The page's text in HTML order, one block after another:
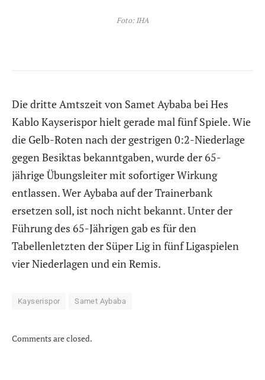
Foto: IHA
Die dritte Amtszeit von Samet Aybaba bei Hes
Kablo Kayserispor hielt gerade mal fünf Spiele. Wie
die Gelb-Roten nach der gestrigen 0:2-Niederlage
gegen Besiktas bekanntgaben, wurde der 65-
jährige Übungsleiter mit sofortiger Wirkung
entlassen. Wer Aybaba auf der Trainerbank
ersetzen soll, ist noch nicht bekannt. Unter der
Führung des 65-Jährigen gab es für den
Tabellenletzten der Süper Lig in fünf Ligaspielen
vier Niederlagen und ein Remis.
Kayserispor Samet Aybaba
Comments are closed.